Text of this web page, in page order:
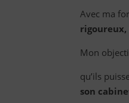
Avec ma
Mon
qu’ils
son